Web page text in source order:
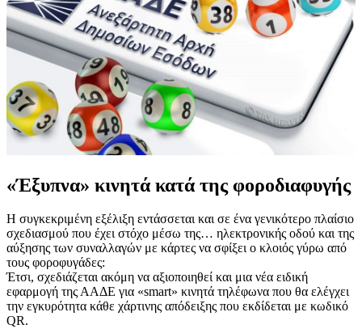
«Έξυπνα» κινητά κατά της φοροδιαφυγής
Η συγκεκριμένη εξέλιξη εντάσσεται και σε ένα γενικότερο πλαίσιο
σχεδιασμού που έχει στόχο μέσω της… ηλεκτρονικής οδού και της
αύξησης των συναλλαγών με κάρτες να σφίξει ο κλοιός γύρω από
τους φοροφυγάδες:
Έτσι, σχεδιάζεται ακόμη να αξιοποιηθεί και μια νέα ειδική
εφαρμογή της ΑΑΔΕ για «smart» κινητά τηλέφωνα που θα ελέγχει
την εγκυρότητα κάθε χάρτινης απόδειξης που εκδίδεται με κωδικό
QR.